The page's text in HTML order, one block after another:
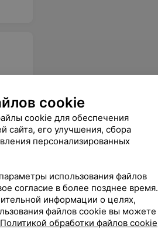
Еще cookie
cookie для обеспечения
сайта, его улучшения, сбора
персонализированных
использования файлов
согласие в более позднее время.
информации о целях,
файлов cookie вы можете
Политикой обработки файлов cookie